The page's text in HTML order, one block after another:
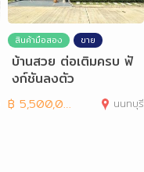
สินค้ามือสอง ขาย
บ้านสวย ต่อเติมครบ ฟั
งก์ชันลงตัว
฿ 5,500,000 นนทบุรี